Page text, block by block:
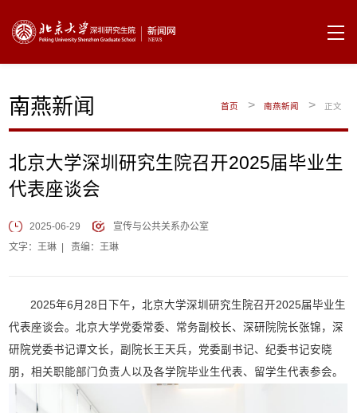
南燕新闻 首页 > 南燕新闻 > 正文
北京大学深圳研究生院召开2025届毕业生
代表座谈会
2025-06-29
宣传与公共关系办公室
文字：王琳 |责编：王琳
2025年6月28日下午，北京大学深圳研究生院召开2025届毕业生
代表座谈会。北京大学党委常委、常务副校长、深研院院长张锦，深
研院党委书记谭文长，副院长王天兵，党委副书记、纪委书记安晓
朋，相关职能部门负责人以及各学院毕业生代表、留学生代表参会。